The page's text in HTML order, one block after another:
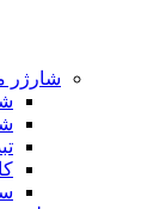
شارژر